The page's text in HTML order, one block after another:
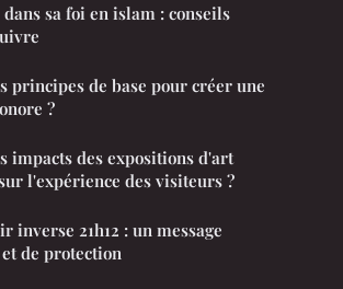
sa foi en islam : conseils
principes de base pour créer une
?
impacts des expositions d'art
l'expérience des visiteurs ?
inverse 21h12 : un message
de protection